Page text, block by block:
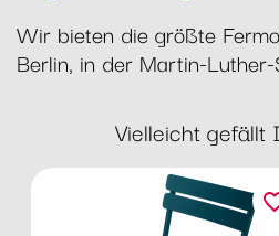
Wir bieten die größte
Berlin, in der Martin-
Vielleicht gefällt